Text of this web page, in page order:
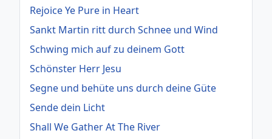
Rejoice Ye Pure in Heart
Sankt Martin ritt durch Schnee und Wind
Schwing mich auf zu deinem Gott
Schönster Herr Jesu
Segne und behüte uns durch deine Güte
Sende dein Licht
Shall We Gather At The River